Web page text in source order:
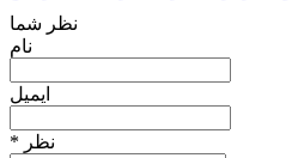
نظر شما
نام
ایمیل
* نظر